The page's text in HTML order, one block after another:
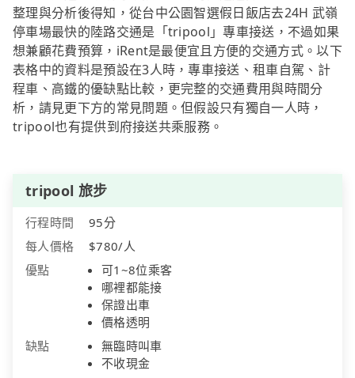
整理與分析後得知，從台中公園智選假日飯店去24H 武嶺
停車場最快的陸路交通是「tripool」專車接送，不過如果
想兼顧花費預算，iRent是最便宜且方便的交通方式。以下
表格中的資料是預設在3人時，專車接送、租車自駕、計
程車、高鐵的優缺點比較，更完整的交通費用與時間分
析，請見更下方的常見問題。但假設只有獨自一人時，
tripool也有提供到府接送共乘服務。
tripool 旅步
行程時間
95分
每人價格
$780/人
優點
可1~8位乘客
哪裡都能接
保證出車
價格透明
缺點
無臨時叫車
不收現金